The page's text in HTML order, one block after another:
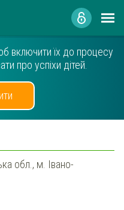
включити їх до процесу
про успіхи дітей.
обл., м. Івано-